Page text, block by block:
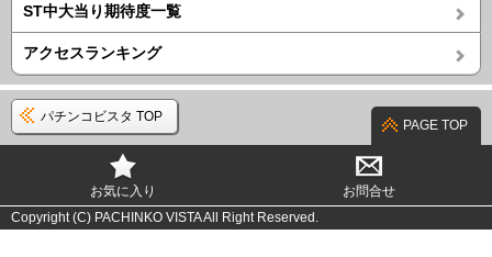
ST中大当り期待度一覧
アクセスランキング
パチンコビスタ TOP
PAGE TOP
お気に入り
お問合せ
Copyright (C) PACHINKO VISTA All Right Reserved.